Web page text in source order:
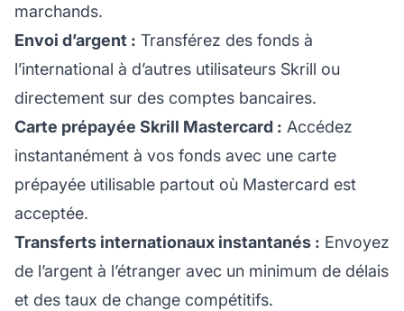
marchands.
Envoi d’argent : Transférez des fonds à
l’international à d’autres utilisateurs Skrill ou
directement sur des comptes bancaires.
Carte prépayée Skrill Mastercard : Accédez
instantanément à vos fonds avec une carte
prépayée utilisable partout où Mastercard est
acceptée.
Transferts internationaux instantanés : Envoyez
de l’argent à l’étranger avec un minimum de délais
et des taux de change compétitifs.